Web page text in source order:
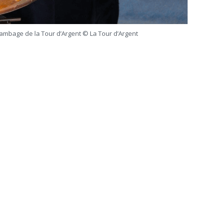
de la Tour d’Argent © La Tour d’Argent
Bertrand Noeureuil et Elsa
Jeanvoine à la tête de
L’Orangerie du George V à
Concours général des
« CSR » 2026 : le